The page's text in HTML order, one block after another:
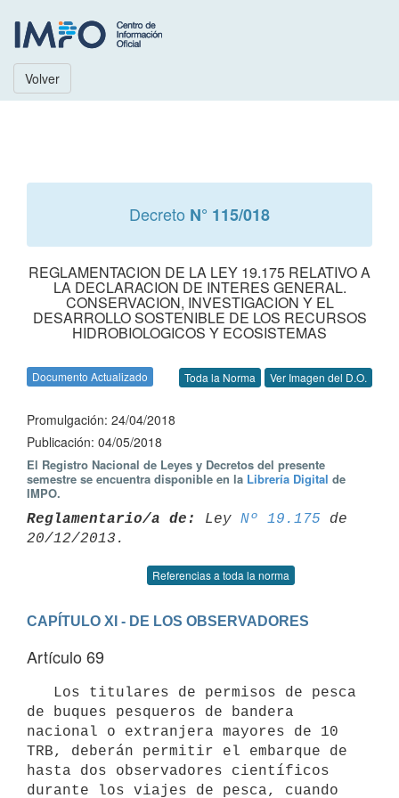
Volver
Decreto N° 115/018
REGLAMENTACION DE LA LEY 19.175 RELATIVO A
LA DECLARACION DE INTERES GENERAL.
CONSERVACION, INVESTIGACION Y EL
DESARROLLO SOSTENIBLE DE LOS RECURSOS
HIDROBIOLOGICOS Y ECOSISTEMAS
Documento Actualizado Toda la Norma Ver Imagen del D.O.
Promulgación: 24/04/2018
Publicación: 04/05/2018
El Registro Nacional de Leyes y Decretos del presente
semestre se encuentra disponible en la Librería Digital de
IMPO.
Reglamentario/a de: Ley Nº 19.175 de
Referencias a toda la norma
CAPÍTULO XI - DE LOS OBSERVADORES
Artículo 69
de buques pesqueros de bandera
nacional o extranjera mayores de 10
TRB, deberán permitir el embarque de
hasta dos observadores científicos
durante los viajes de pesca, cuando